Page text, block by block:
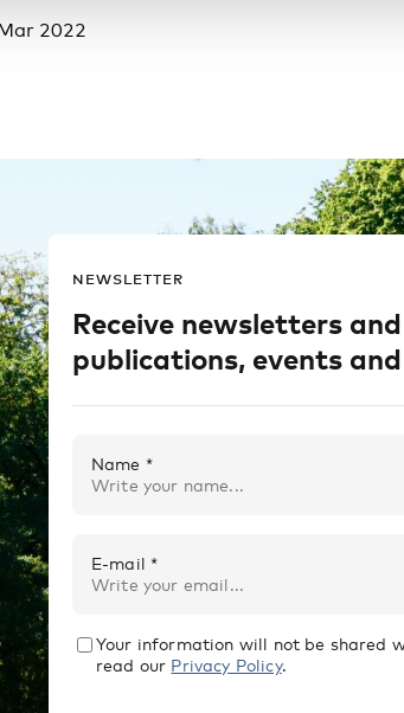
2022
NEWSLETTER
Receive newsletters
publications, events
Name *
E-mail *
Your information will not be shared
read our Privacy Policy.